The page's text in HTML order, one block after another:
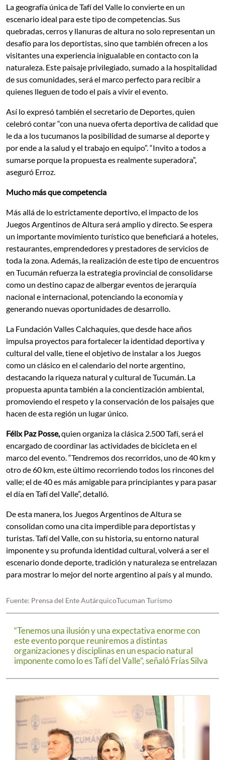
“Tenemos una ilusión y una expectativa enorme con
este evento porque reuniremos a distintas
organizaciones y disciplinas en un espacio natural
imponente como lo es Tafí del Valle”, señaló Frías Silva
La geografía única de Tafí del Valle lo convierte en un
escenario ideal para este tipo de competencias. Sus
quebradas, cerros y llanuras de altura no solo representan un
desafío para los deportistas, sino que también ofrecen a los
visitantes una experiencia inigualable en contacto con la
naturaleza. Este paisaje privilegiado, sumado a la hospitalidad
de sus comunidades, será el marco perfecto para recibir a
quienes lleguen de todo el país a vivir el evento.
Así lo expresó también el secretario de Deportes, quien
celebró contar “con una nueva oferta deportiva de calidad que
le da a los tucumanos la posibilidad de sumarse al deporte y
por ende a la salud y el trabajo en equipo”. “Invito a todos a
sumarse porque la propuesta es realmente superadora”,
aseguró Erroz.
Mucho más que competencia
Más allá de lo estrictamente deportivo, el impacto de los
Juegos Argentinos de Altura será amplio y directo. Se espera
un importante movimiento turístico que beneficiará a hoteles,
restaurantes, emprendedores y prestadores de servicios de
toda la zona. Además, la realización de este tipo de encuentros
en Tucumán refuerza la estrategia provincial de consolidarse
como un destino capaz de albergar eventos de jerarquía
nacional e internacional, potenciando la economía y
generando nuevas oportunidades de desarrollo.
La Fundación Valles Calchaquíes, que desde hace años
impulsa proyectos para fortalecer la identidad deportiva y
cultural del valle, tiene el objetivo de instalar a los Juegos
como un clásico en el calendario del norte argentino,
destacando la riqueza natural y cultural de Tucumán. La
propuesta apunta también a la concientización ambiental,
promoviendo el respeto y la conservación de los paisajes que
hacen de esta región un lugar único.
Félix Paz Posse,quien organiza la clásica 2.500 Tafí, será el
encargado de coordinar las actividades de bicicleta en el
marco del evento. “Tendremos dos recorridos, uno de 40 km y
otro de 60 km, este último recorriendo todos los rincones del
valle; el de 40 es más amigable para principiantes y para pasar
el día en Tafí del Valle”, detalló.
De esta manera, los Juegos Argentinos de Altura se
consolidan como una cita imperdible para deportistas y
turistas. Tafí del Valle, con su historia, su entorno natural
imponente y su profunda identidad cultural, volverá a ser el
escenario donde deporte, tradición y naturaleza se entrelazan
para mostrar lo mejor del norte argentino al país y al mundo.
Fuente: Prensa del Ente AutárquicoTucuman Turismo